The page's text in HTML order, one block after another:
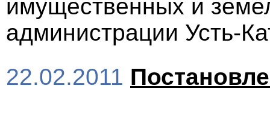
имущественных и
администрации Усть-
22.02.2011